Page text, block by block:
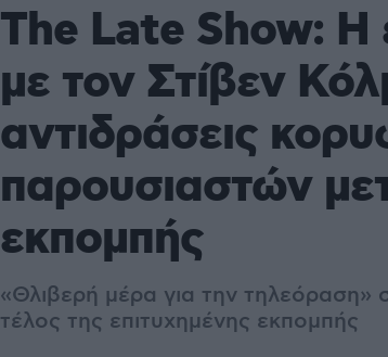
The Late Show: Η
με τον Στίβεν
αντιδράσεις
παρουσιαστών
εκπομπής
«Θλιβερή μέρα για την τηλεόραση»
τέλος της επιτυχημένης εκπομπής